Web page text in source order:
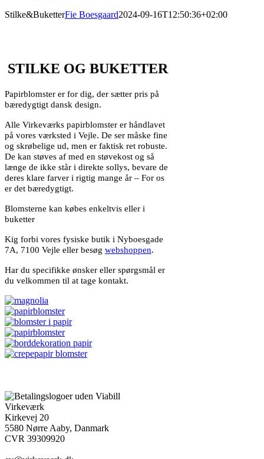
Stilke&BuketterFie Boesgaard2024-09-16T12:50:36+02:00
STILKE OG BUKETTER
Papirblomster er for dig, der sætter pris på
bæredygtigt dansk design.
Alle Virkeværks papirblomster er håndlavet
på vores værksted i Vejle. De ser måske fine
og skrøbelige ud, men er faktisk ret robuste.
De kan støves af med en støvekost og så
længe de ikke står i direkte sollys, bevare de
deres klare farver i rigtig mange år – For os
er det bæredygtigt.
Blomsterne kan købes enkeltvis eller i
buketter
Kig forbi vores fysiske butik i Nyboesgade
7A, 7100 Vejle eller besøg webshoppen.
Har du specifikke ønsker eller spørgsmål er
du velkommen til at tage kontakt.
Virkeværk
Kirkevej 20
5580 Nørre Aaby, Danmark
CVR 39309920